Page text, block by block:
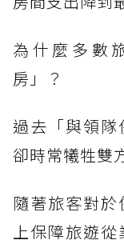
為什麼多數
房」？
過去「與領隊
卻時常犧牲雙
隨著旅客對
上保障旅遊